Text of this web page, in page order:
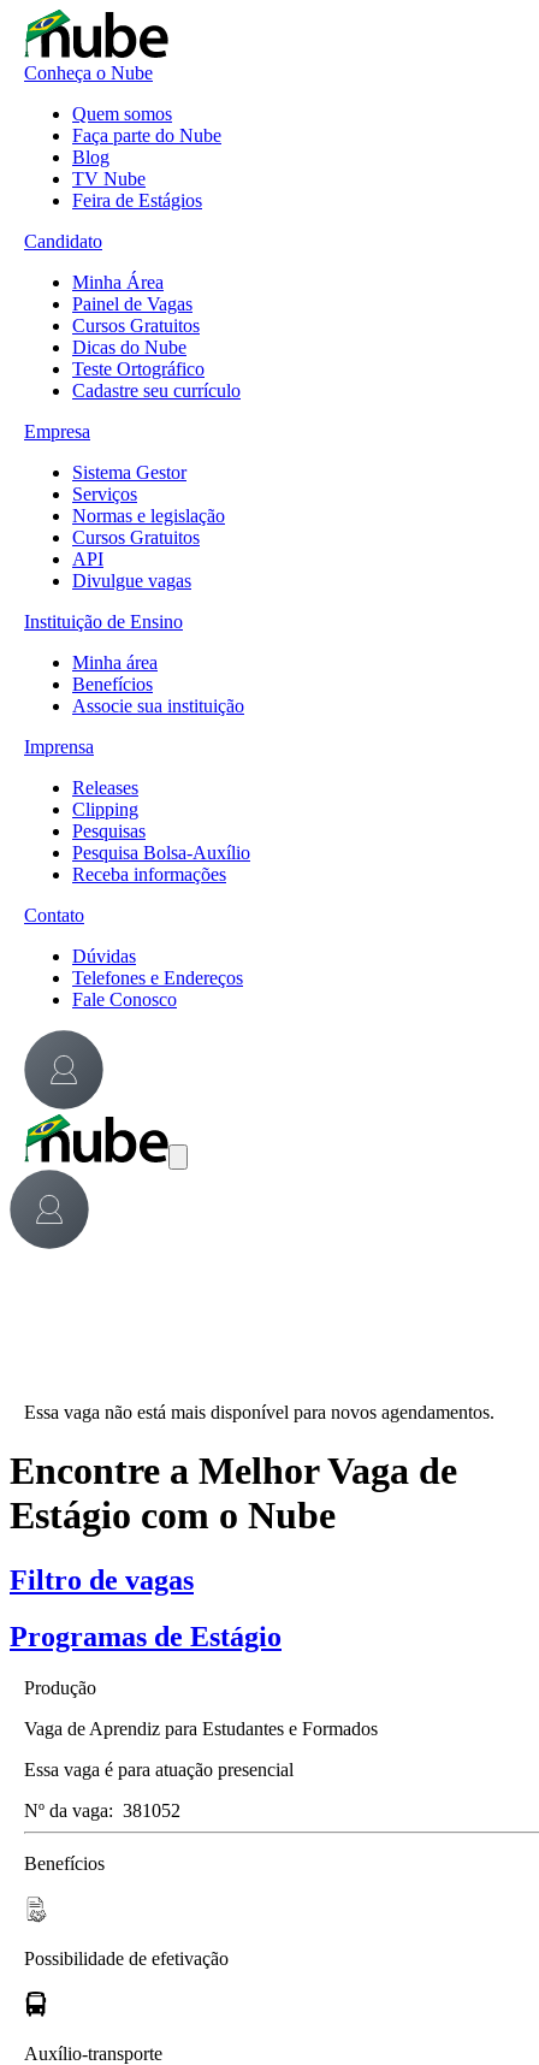
Conheça o Nube
Quem somos
Faça parte do Nube
Blog
TV Nube
Feira de Estágios
Candidato
Minha Área
Painel de Vagas
Cursos Gratuitos
Dicas do Nube
Teste Ortográfico
Cadastre seu currículo
Empresa
Sistema Gestor
Serviços
Normas e legislação
Cursos Gratuitos
API
Divulgue vagas
Instituição de Ensino
Minha área
Benefícios
Associe sua instituição
Imprensa
Releases
Clipping
Pesquisas
Pesquisa Bolsa-Auxílio
Receba informações
Contato
Dúvidas
Telefones e Endereços
Fale Conosco
Essa vaga não está mais disponível para novos agendamentos.
Encontre a Melhor Vaga de
Estágio com o Nube
Filtro de vagas
Programas de Estágio
Produção
Vaga de Aprendiz para Estudantes e Formados
Essa vaga é para atuação presencial
Nº da vaga: 381052
Benefícios
Possibilidade de efetivação
Auxílio-transporte